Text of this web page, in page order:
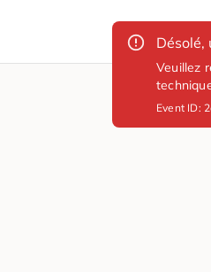
Désolé,
Veuillez
Event ID: